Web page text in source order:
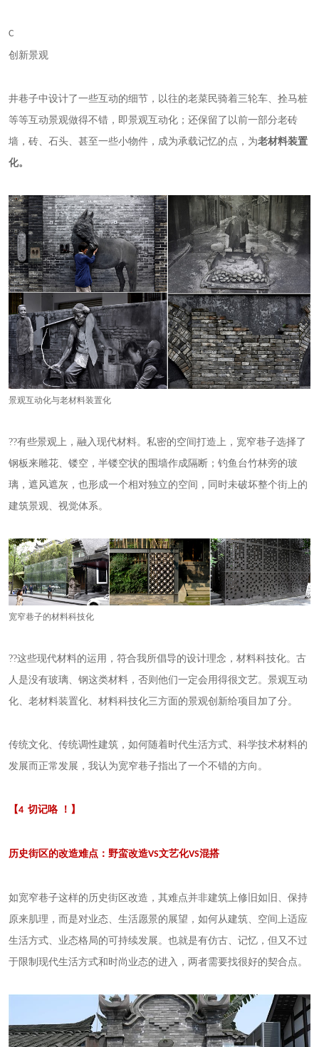
C
创新景观
井巷子中设计了一些互动的细节，以往的老菜民骑着三轮车、拴马桩
等等互动景观做得不错，即景观互动化；还保留了以前一部分老砖
墙，砖、石头、甚至一些小物件，成为承载记忆的点，为老材料装置
化。
景观互动化与老材料装置化
??有些景观上，融入现代材料。私密的空间打造上，宽窄巷子选择了
钢板来雕花、镂空，半镂空状的围墙作成隔断；钓鱼台竹林旁的玻
璃，遮风遮灰，也形成一个相对独立的空间，同时未破坏整个街上的
建筑景观、视觉体系。
宽窄巷子的材料科技化
??这些现代材料的运用，符合我所倡导的设计理念，材料科技化。古
人是没有玻璃、钢这类材料，否则他们一定会用得很文艺。景观互动
化、老材料装置化、材料科技化三方面的景观创新给项目加了分。
传统文化、传统调性建筑，如何随着时代生活方式、科学技术材料的
发展而正常发展，我认为宽窄巷子指出了一个不错的方向。
【4 切记咯 ！】
历史街区的改造难点：野蛮改造VS文艺化VS混搭
如宽窄巷子这样的历史街区改造，其难点并非建筑上修旧如旧、保持
原来肌理，而是对业态、生活愿景的展望，如何从建筑、空间上适应
生活方式、业态格局的可持续发展。也就是有仿古、记忆，但又不过
于限制现代生活方式和时尚业态的进入，两者需要找很好的契合点。